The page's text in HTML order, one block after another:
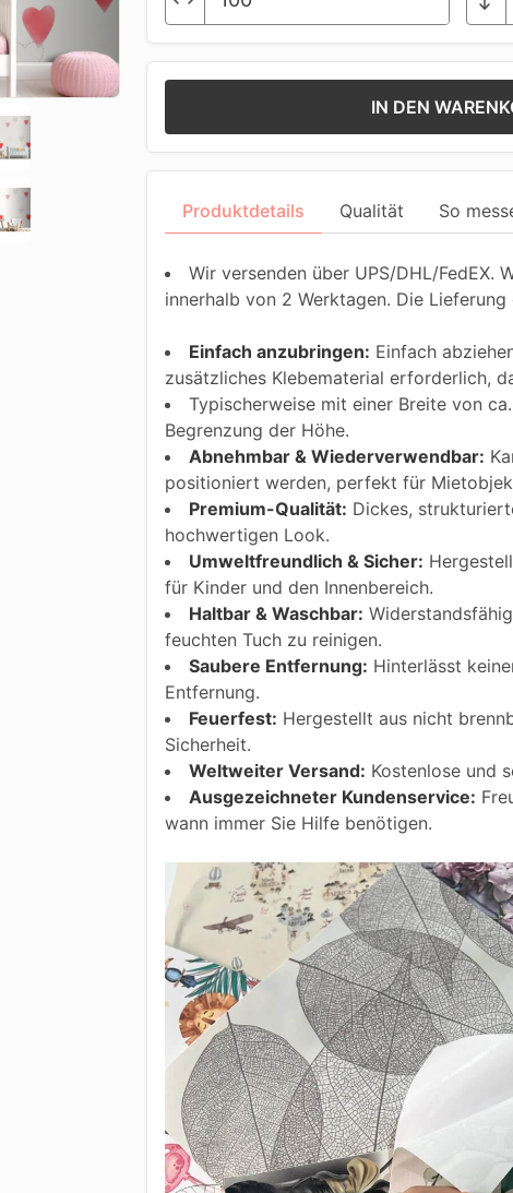
IN DEN
Produktdetails Qualität So
Wir versenden über UPS/DHL/FedEX.
innerhalb von 2 Werktagen. Die
Einfach anzubringen: Einfach
zusätzliches Klebematerial erforderlich,
Typischerweise mit einer Breite von
Begrenzung der Höhe.
Abnehmbar & Wiederverwendbar:
positioniert werden, perfekt für
Premium-Qualität: Dickes,
hochwertigen Look.
Umweltfreundlich & Sicher:
für Kinder und den Innenbereich.
Haltbar & Waschbar:
feuchten Tuch zu reinigen.
Saubere Entfernung: Hinterlässt
Entfernung.
Feuerfest: Hergestellt aus nicht
Sicherheit.
Weltweiter Versand: Kostenlose und
Ausgezeichneter Kundenservice:
wann immer Sie Hilfe benötigen.